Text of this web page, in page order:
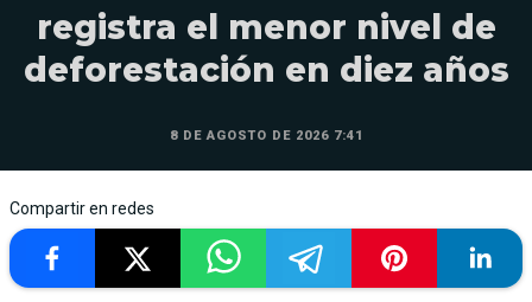
registra el menor nivel de
deforestación en diez años
8 DE AGOSTO DE 2026 7:41
Compartir en redes